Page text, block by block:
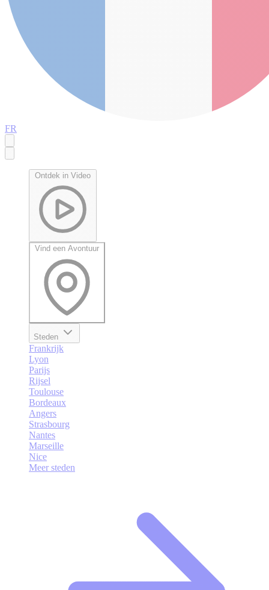
FR
Ontdek in Video
Vind een Avontuur
Steden
Frankrijk
Lyon
Parijs
Rijsel
Toulouse
Bordeaux
Angers
Strasbourg
Nantes
Marseille
Nice
Meer steden